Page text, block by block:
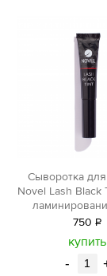
Cыворотка
Novel Lash Black
750 Р
уб.
купить
-